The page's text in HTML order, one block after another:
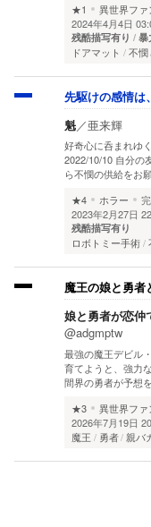
★1
異世界ファ
2024年4月4日
残酷描写有り 暴
ドアマット 不憫
先駆けの感情は
魁／亜来輝
好奇心に呑まれゆ
2022/10/10 自分の
ら不憫の供給をお
★4
ホラー
2023年2月27日
残酷描写有り
ロボトミー手術
魔王の娘と勇者
娘と勇者が恋仲
@adgmptw
最強の魔王デビル
育てようと、強力
間界の勇者が予想
★3
異世界ファ
2026年7月19日
魔王
勇者 親バ